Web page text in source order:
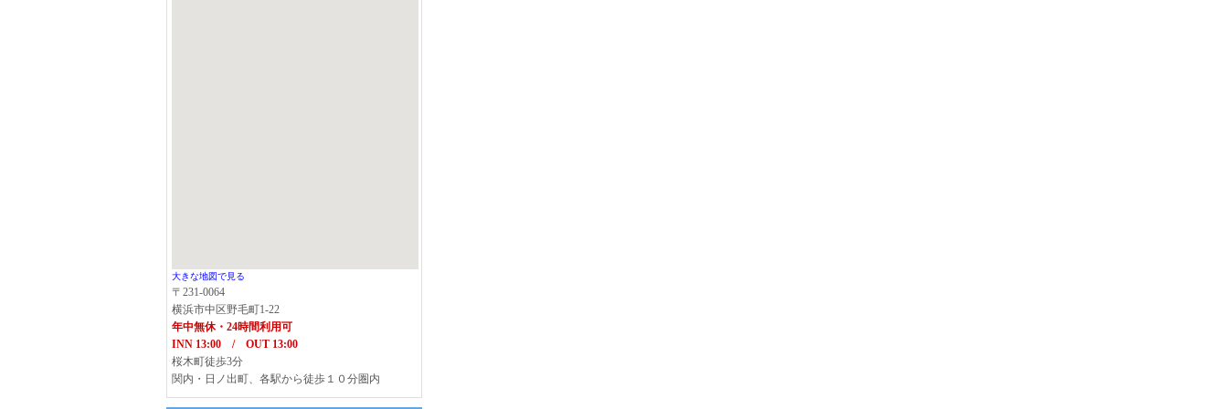
大きな地図で見る
〒231-0064
横浜市中区野毛町1-22
年中無休・24時間利用可
INN 13:00 / OUT 13:00
桜木町徒歩3分
関内・日ノ出町、各駅から徒歩１０分圏内